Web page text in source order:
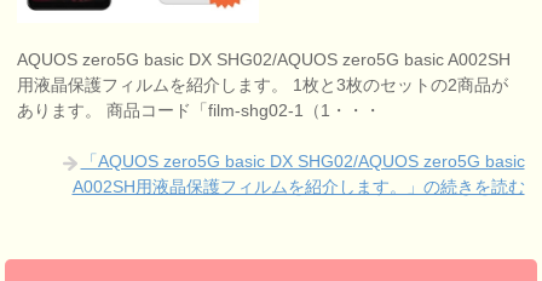
AQUOS zero5G basic DX SHG02/AQUOS zero5G basic A002SH
用液晶保護フィルムを紹介します。 1枚と3枚のセットの2商品が
あります。 商品コード「film-shg02-1（1・・・
「AQUOS zero5G basic DX SHG02/AQUOS zero5G basic
A002SH用液晶保護フィルムを紹介します。」の続きを読む